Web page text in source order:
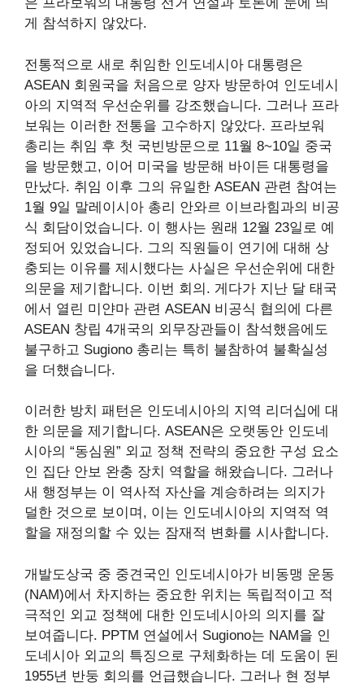
게 참석하지 않았다.
전통적으로 새로 취임한 인도네시아 대통령은
ASEAN 회원국을 처음으로 양자 방문하여 인도네시
아의 지역적 우선순위를 강조했습니다. 그러나 프라
보워는 이러한 전통을 고수하지 않았다. 프라보워
총리는 취임 후 첫 국빈방문으로 11월 8~10일 중국
을 방문했고, 이어 미국을 방문해 바이든 대통령을
만났다. 취임 이후 그의 유일한 ASEAN 관련 참여는
1월 9일 말레이시아 총리 안와르 이브라힘과의 비공
식 회담이었습니다. 이 행사는 원래 12월 23일로 예
정되어 있었습니다. 그의 직원들이 연기에 대해 상
충되는 이유를 제시했다는 사실은 우선순위에 대한
의문을 제기합니다. 이번 회의. 게다가 지난 달 태국
에서 열린 미얀마 관련 ASEAN 비공식 협의에 다른
ASEAN 창립 4개국의 외무장관들이 참석했음에도
불구하고 Sugiono 총리는 특히 불참하여 불확실성
을 더했습니다.
이러한 방치 패턴은 인도네시아의 지역 리더십에 대
한 의문을 제기합니다. ASEAN은 오랫동안 인도네
시아의 “동심원” 외교 정책 전략의 중요한 구성 요소
인 집단 안보 완충 장치 역할을 해왔습니다. 그러나
새 행정부는 이 역사적 자산을 계승하려는 의지가
덜한 것으로 보이며, 이는 인도네시아의 지역적 역
할을 재정의할 수 있는 잠재적 변화를 시사합니다.
개발도상국 중 중견국인 인도네시아가 비동맹 운동
(NAM)에서 차지하는 중요한 위치는 독립적이고 적
극적인 외교 정책에 대한 인도네시아의 의지를 잘
보여줍니다. PPTM 연설에서 Sugiono는 NAM을 인
도네시아 외교의 특징으로 구체화하는 데 도움이 된
1955년 반둥 회의를 언급했습니다. 그러나 현 정부